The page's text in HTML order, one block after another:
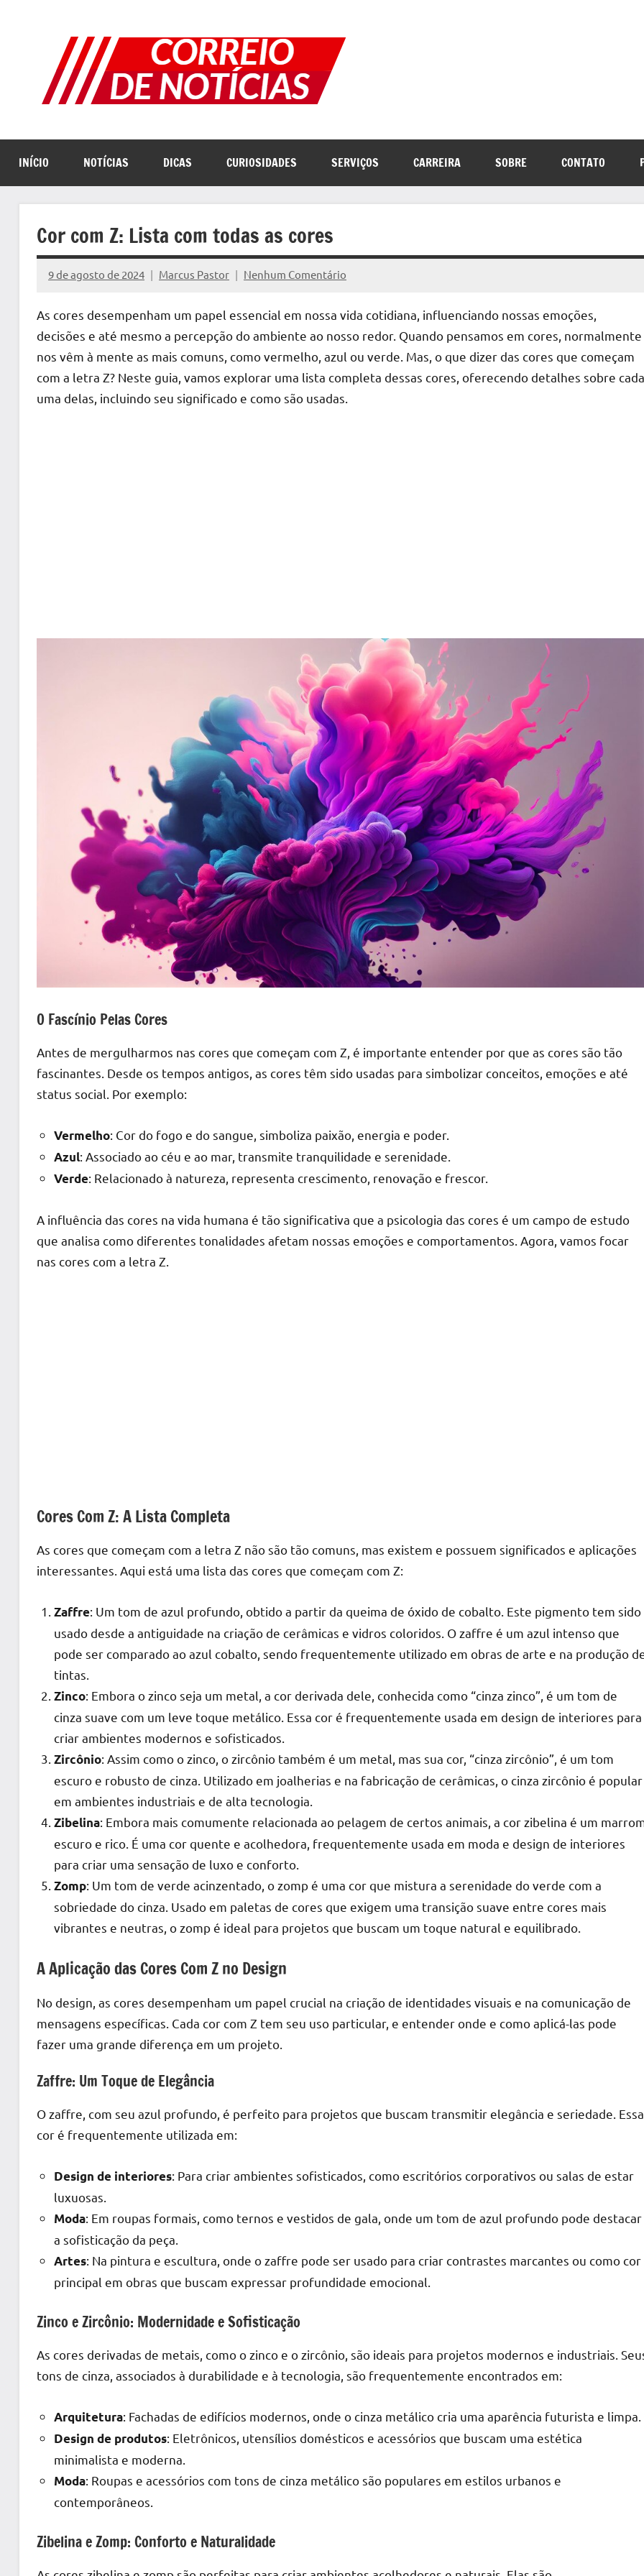
de
Notícias
internet
INÍCIO NOTÍCIAS DICAS CURIOSIDADES SERVIÇOS CARREIRA SOBRE CONTATO
Cor com Z: Lista com todas as cores
9 de agosto de 2024 Marcus Pastor Nenhum Comentário
As cores desempenham um papel essencial em nossa vida cotidiana, influenciando nossas emoções,
decisões e até mesmo a percepção do ambiente ao nosso redor. Quando pensamos em cores, normalmente
nos vêm à mente as mais comuns, como vermelho, azul ou verde. Mas, o que dizer das cores que começam
com a letra Z? Neste guia, vamos explorar uma lista completa dessas cores, oferecendo detalhes sobre cada
uma delas, incluindo seu significado e como são usadas.
O Fascínio Pelas Cores
Antes de mergulharmos nas cores que começam com Z, é importante entender por que as cores são tão
fascinantes. Desde os tempos antigos, as cores têm sido usadas para simbolizar conceitos, emoções e até
status social. Por exemplo:
Vermelho: Cor do fogo e do sangue, simboliza paixão, energia e poder.
Azul: Associado ao céu e ao mar, transmite tranquilidade e serenidade.
Verde: Relacionado à natureza, representa crescimento, renovação e frescor.
A influência das cores na vida humana é tão significativa que a psicologia das cores é um campo de estudo
que analisa como diferentes tonalidades afetam nossas emoções e comportamentos. Agora, vamos focar
nas cores com a letra Z.
Cores Com Z: A Lista Completa
As cores que começam com a letra Z não são tão comuns, mas existem e possuem significados e aplicações
interessantes. Aqui está uma lista das cores que começam com Z:
Zaffre: Um tom de azul profundo, obtido a partir da queima de óxido de cobalto. Este pigmento tem sido
usado desde a antiguidade na criação de cerâmicas e vidros coloridos. O zaffre é um azul intenso que
pode ser comparado ao azul cobalto, sendo frequentemente utilizado em obras de arte e na produção
tintas.
Zinco: Embora o zinco seja um metal, a cor derivada dele, conhecida como “cinza zinco”, é um tom de
cinza suave com um leve toque metálico. Essa cor é frequentemente usada em design de interiores para
criar ambientes modernos e sofisticados.
Zircônio: Assim como o zinco, o zircônio também é um metal, mas sua cor, “cinza zircônio”, é um tom
escuro e robusto de cinza. Utilizado em joalherias e na fabricação de cerâmicas, o cinza zircônio é popular
em ambientes industriais e de alta tecnologia.
Zibelina: Embora mais comumente relacionada ao pelagem de certos animais, a cor zibelina é um
escuro e rico. É uma cor quente e acolhedora, frequentemente usada em moda e design de interiores
para criar uma sensação de luxo e conforto.
Zomp: Um tom de verde acinzentado, o zomp é uma cor que mistura a serenidade do verde com a
sobriedade do cinza. Usado em paletas de cores que exigem uma transição suave entre cores mais
vibrantes e neutras, o zomp é ideal para projetos que buscam um toque natural e equilibrado.
A Aplicação das Cores Com Z no Design
No design, as cores desempenham um papel crucial na criação de identidades visuais e na comunicação de
mensagens específicas. Cada cor com Z tem seu uso particular, e entender onde e como aplicá-las pode
fazer uma grande diferença em um projeto.
Zaffre: Um Toque de Elegância
O zaffre, com seu azul profundo, é perfeito para projetos que buscam transmitir elegância e seriedade. Essa
cor é frequentemente utilizada em:
Design de interiores: Para criar ambientes sofisticados, como escritórios corporativos ou salas de estar
luxuosas.
Moda: Em roupas formais, como ternos e vestidos de gala, onde um tom de azul profundo pode destacar
a sofisticação da peça.
Artes: Na pintura e escultura, onde o zaffre pode ser usado para criar contrastes marcantes ou como cor
principal em obras que buscam expressar profundidade emocional.
Zinco e Zircônio: Modernidade e Sofisticação
As cores derivadas de metais, como o zinco e o zircônio, são ideais para projetos modernos e industriais.
tons de cinza, associados à durabilidade e à tecnologia, são frequentemente encontrados em:
Arquitetura: Fachadas de edifícios modernos, onde o cinza metálico cria uma aparência futurista e limpa.
Design de produtos: Eletrônicos, utensílios domésticos e acessórios que buscam uma estética
minimalista e moderna.
Moda: Roupas e acessórios com tons de cinza metálico são populares em estilos urbanos e
contemporâneos.
Zibelina e Zomp: Conforto e Naturalidade